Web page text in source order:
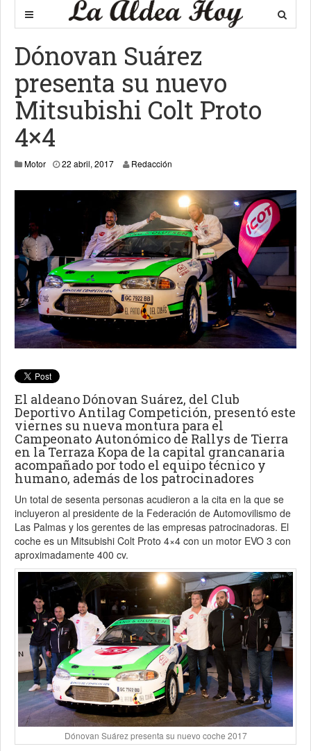
Dónovan Suárez
presenta su nuevo
Mitsubishi Colt Proto
4×4
Motor 22 abril, 201722 abril, 2017
Redacción
El aldeano Dónovan Suárez, del Club
Deportivo Antilag Competición, presentó este
viernes su nueva montura para el
Campeonato Autonómico de Rallys de Tierra
en la Terraza Kopa de la capital grancanaria
acompañado por todo el equipo técnico y
humano, además de los patrocinadores
Un total de sesenta personas acudieron a la cita en la que se
incluyeron al presidente de la Federación de Automovilismo de
Las Palmas y los gerentes de las empresas patrocinadoras. El
coche es un Mitsubishi Colt Proto 4×4 con un motor EVO 3 con
aproximadamente 400 cv.
Dónovan Suárez presenta su nuevo coche 2017